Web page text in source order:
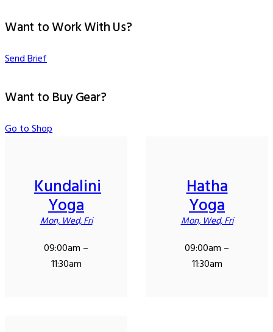
Want to Work With Us?
Send Brief
Want to Buy Gear?
Go to Shop
Kundalini
Yoga
Mon, Wed, Fri
09:00am –
11:30am
Hatha
Yoga
Mon, Wed, Fri
09:00am –
11:30am